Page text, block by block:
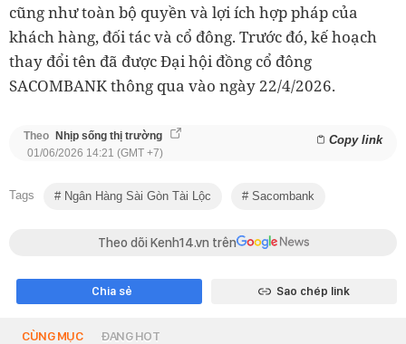
cũng như toàn bộ quyền và lợi ích hợp pháp của
khách hàng, đối tác và cổ đông. Trước đó, kế hoạch
thay đổi tên đã được Đại hội đồng cổ đông
SACOMBANK thông qua vào ngày 22/4/2026.
Theo Nhịp sống thị trường Copy link
01/06/2026 14:21 (GMT +7)
Tags Ngân Hàng Sài Gòn Tài Lộc Sacombank
Theo dõi Kenh14.vn trên
Chia sẻ Sao chép link
CÙNG MỤC ĐANG HOT